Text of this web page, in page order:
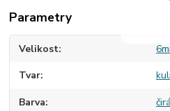
Parametry
Velikost
Tvar
Barva